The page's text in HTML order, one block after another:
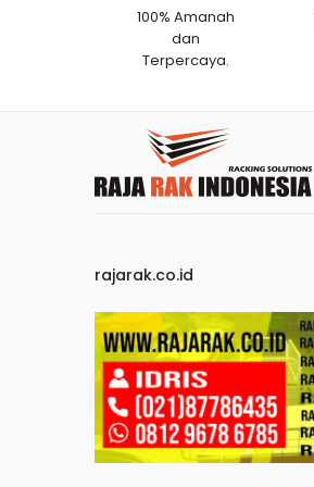
100% Amanah
dan
Terpercaya.
rajarak.co.id